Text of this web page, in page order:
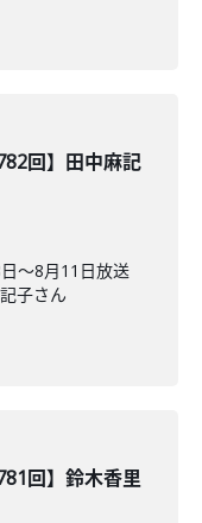
回】田中麻記
〜8月11日放送
子さん
回】鈴木香里